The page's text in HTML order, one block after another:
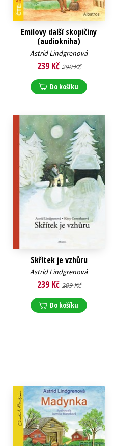
Emilovy další skopičiny
(audiokniha)
Astrid Lindgrenová
239 Kč 299 Kč
Do košíku
Skřítek je vzhůru
Astrid Lindgrenová
239 Kč 299 Kč
Do košíku